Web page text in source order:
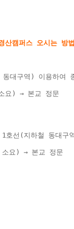
대구역) 이용하
요) → 본교 정문
호선(지하철 동대
요) → 본교 정문